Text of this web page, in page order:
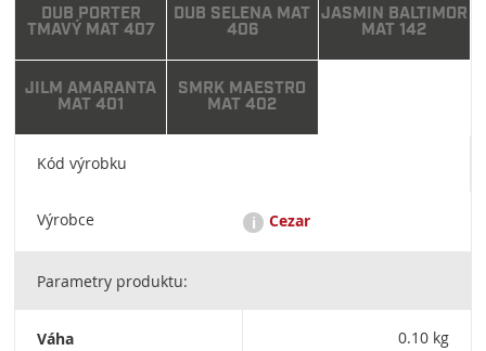
DUB PORTER
TMAVÝ MAT 407
DUB SELENA MAT
406
JASMIN BALTIMOR
MAT 142
JILM AMARANTA
MAT 401
SMRK MAESTRO
MAT 402
Kód výrobku
Výrobce i Cezar
CEZAR: Przedsiębiorstwo Produkcyjne, Dariusz Bogdan
Parametry produktu:
Váha 0.10 kg